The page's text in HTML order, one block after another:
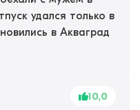
удался только в
в Акваград
10,0